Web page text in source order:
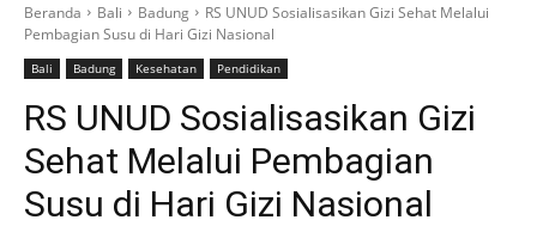
Beranda Bali Badung
RS UNUD Sosialisasikan Gizi Sehat Melalui
Pembagian Susu di Hari Gizi Nasional
Bali Badung Kesehatan Pendidikan
RS UNUD Sosialisasikan Gizi
Sehat Melalui Pembagian
Susu di Hari Gizi Nasional